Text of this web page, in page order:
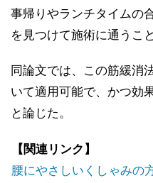
事帰りやランチタイムの
を見つけて施術に通うこ
同論文では、この筋緩消
いて適用可能で、かつ効
と論じた。
【関連リンク】
腰にやさしいくしゃみの